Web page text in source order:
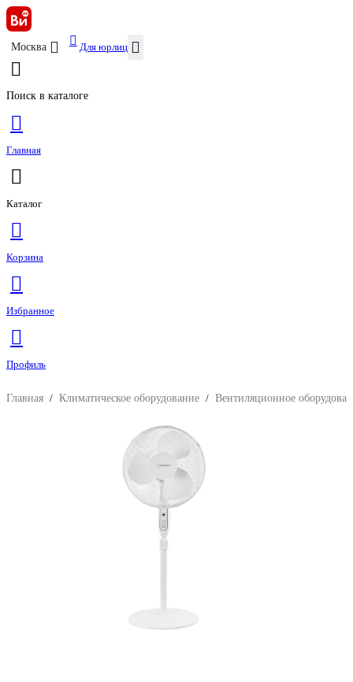
Москва Для юрлиц
Поиск в каталоге
Главная
Каталог
Корзина
Избранное
Профиль
Главная / Климатическое оборудование / Вентиляционное